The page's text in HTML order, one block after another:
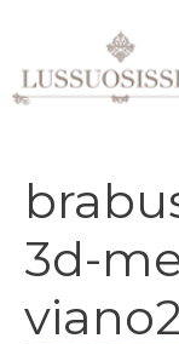
contenuto
3d-